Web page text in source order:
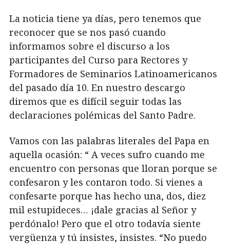
La noticia tiene ya días, pero tenemos que
reconocer que se nos pasó cuando
informamos sobre el discurso a los
participantes del Curso para Rectores y
Formadores de Seminarios Latinoamericanos
del pasado día 10. En nuestro descargo
diremos que es difícil seguir todas las
declaraciones polémicas del Santo Padre.
Vamos con las palabras literales del Papa en
aquella ocasión: “ A veces sufro cuando me
encuentro con personas que lloran porque se
confesaron y les contaron todo. Si vienes a
confesarte porque has hecho una, dos, diez
mil estupideces… ¡dale gracias al Señor y
perdónalo! Pero que el otro todavía siente
vergüenza y tú insistes, insistes. “No puedo